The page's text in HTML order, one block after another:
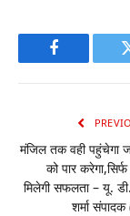
Facebook
मंजिल तक वही पहुंचेगा
को पार
मिलेगी सफलता – यू.
शर्मा